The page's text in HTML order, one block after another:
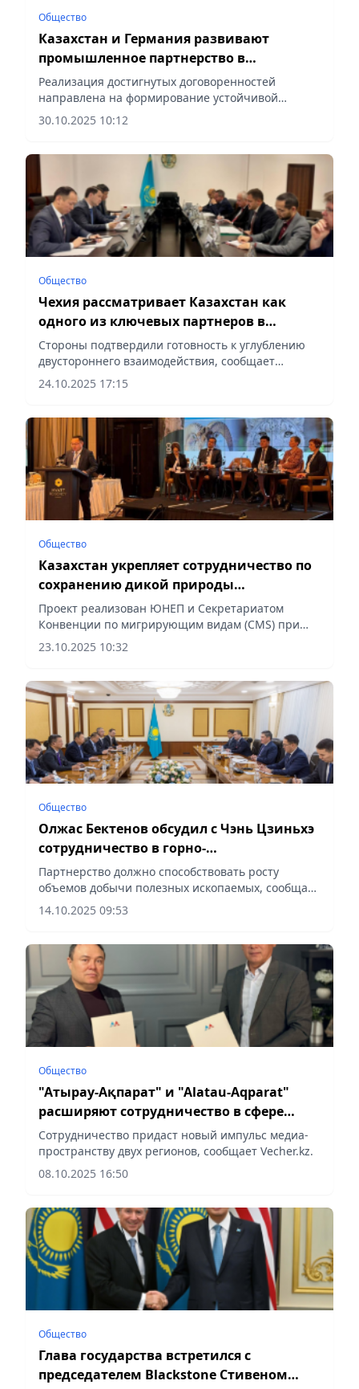
Общество
Казахстан и Германия развивают
промышленное партнерство в
железнодорожной отрасли
Реализация достигнутых договоренностей
направлена на формирование устойчивой
основы для интеграции казахстанских
предприятий в международные
сообщает...
30.10.2025 10:12
Общество
Чехия рассматривает Казахстан как
одного из ключевых партнеров в
Центральной Азии
Стороны подтвердили готовность к углублению
двустороннего взаимодействия, сообщает
Vecher.kz.
24.10.2025 17:15
Общество
Казахстан укрепляет сотрудничество по
сохранению дикой природы
Центральной Азии
Проект реализован ЮНЕП и Секретариатом
Конвенции по мигрирующим видам (CMS) при
финансовой поддержке IKI, сообщает Vecher.kz.
23.10.2025 10:32
Общество
Олжас Бектенов обсудил с Чэнь Цзиньхэ
сотрудничество в горно-
металлургическом комплексе
Партнерство должно способствовать росту
объемов добычи полезных ископаемых, сообщает
Vecher.kz.
14.10.2025 09:53
Общество
"Атырау-Ақпарат" и "Alatau-Aqparat"
расширяют сотрудничество в сфере
медиа
Сотрудничество придаст новый импульс медиа-
пространству двух регионов, сообщает Vecher.kz.
08.10.2025 16:50
Общество
Глава государства встретился с
председателем Blackstone Стивеном